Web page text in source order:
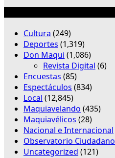
Cultura (249)
Deportes (1,319)
Don Maqui (1,086)
Revista Digital (6)
Encuestas (85)
Espectáculos (834)
Local (12,845)
Maquiavelando (435)
Maquiavélicos (28)
Nacional e Internacional
Observatorio Ciudadano
Uncategorized (121)